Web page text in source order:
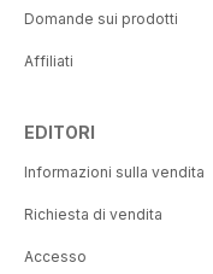
Domande sui prodotti
Affiliati
EDITORI
Informazioni sulla vendita
Richiesta di vendita
Accesso